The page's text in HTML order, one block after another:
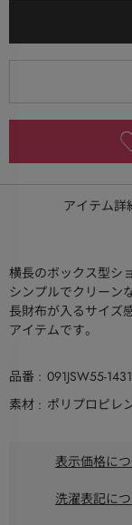
アイテム詳
横長のボックス型シ
シンプルでクリーン
長財布が入るサイズ
アイテムです。
品番
091JSW55-1431
素材
ポリプロピレ
表示価格に
洗濯表記に